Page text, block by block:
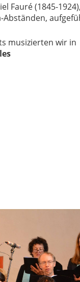
Fauré (1845-
Abständen,
musizierten wir in